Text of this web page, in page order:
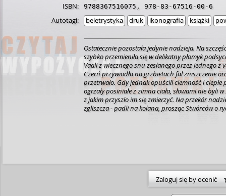
ISBN: 9788367516075 , 978-83-67516-00-6
Autotagi: beletrystyka druk ikonografia książki
Ostatecznie pozostała jedynie nadzieja. Na
szybko przemieniła się w delikatny płomyk
Vaali z wiecznego snu zesłanego przez jednego z
Czerń przywiodła na grzbietach fal zniszczenie
przetrwało. Gdy jednak opuścili ciemność i
ogrzały posiniałe z zimna ciała, słowami nie byli
z jakim przyszło im się zmierzyć. Na przekór
zgliszcza - padli na kolana, prosząc Stwórców o
Zaloguj się by ocenić